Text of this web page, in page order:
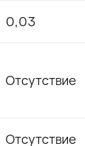
0,03
Отсутствие
Отсутствие